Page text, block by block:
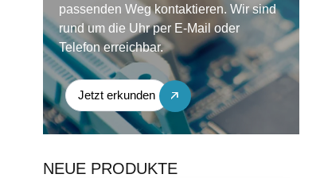
passenden Weg kontaktieren. Wir sind
rund um die Uhr per E-Mail oder
Telefon erreichbar.
Jetzt erkunden
NEUE PRODUKTE